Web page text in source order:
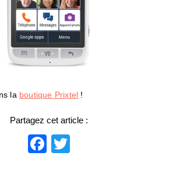
la boutique Prixtel !
Partagez cet article :
Facebook